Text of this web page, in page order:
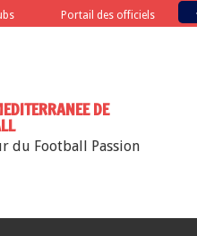
Portail des officiels
DE
du Football Passion